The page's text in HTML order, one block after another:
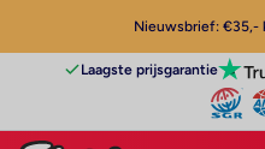
Nieuwsbrief: €35,-
Laagste prijsgarantie